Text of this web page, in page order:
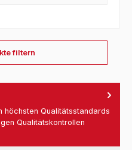
filtern
höchsten Qualitätsstandards
Qualitätskontrollen